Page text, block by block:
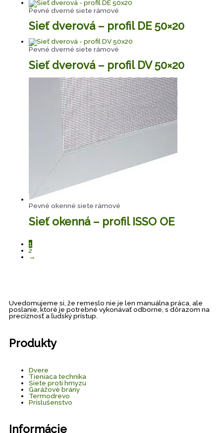
Pevné dverné siete rámové
Sieť dverová – profil DE 50×20
Pevné dverné siete rámové
Sieť dverová – profil DV 50×20
Pevné okenné siete rámové
Sieť okenná – profil ISSO OE
1
2
→
Uvedomujeme si, že remeslo nie je len manuálna práca, ale
poslanie, ktoré je potrebné vykonávať odborne, s dôrazom na
precíznosť a ľudský prístup.
Produkty
Dvere
Tieniaca technika
Siete proti hmyzu
Garážové brány
Termodrevo
Príslušenstvo
Informácie